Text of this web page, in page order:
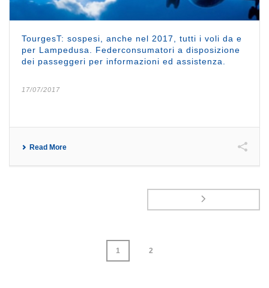
TourgesT: sospesi, anche nel 2017, tutti i voli da e
per Lampedusa. Federconsumatori a disposizione
dei passeggeri per informazioni ed assistenza.
17/07/2017
Read More
1 2